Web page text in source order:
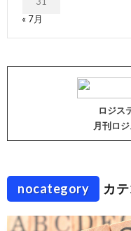
« 7月
ロジス
月刊ロ
nocategory カ